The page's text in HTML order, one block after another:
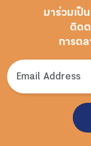
มาร่วมเป็
ติด
การต